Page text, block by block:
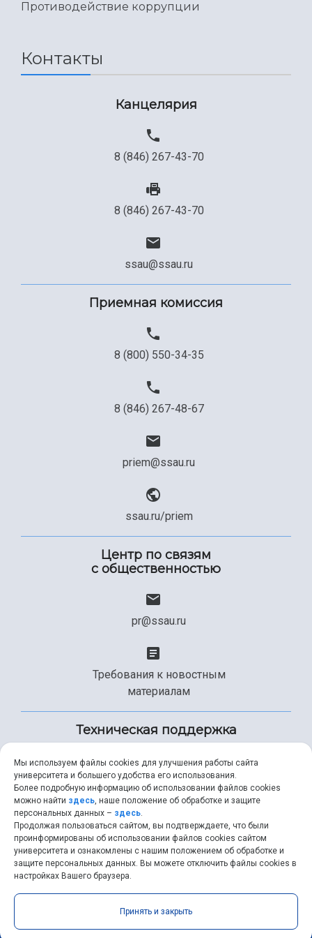
Официальные документы
Противодействие коррупции
Контакты
Канцелярия
8 (846) 267-43-70
8 (846) 267-43-70
ssau@ssau.ru
Приемная комиссия
8 (800) 550-34-35
8 (846) 267-48-67
priem@ssau.ru
ssau.ru/priem
Центр по связям
с общественностью
pr@ssau.ru
Требования к новостным
материалам
Техническая поддержка
+7 (846) 267-49-99
help@ssau.ru
Самарский университет © 2026 |ssau.ru
RSS
Мы используем файлы cookies для улучшения работы сайта
университета и большего удобства его использования.
Более подробную информацию об использовании файлов cookies
можно найти здесь, наше положение об обработке и защите
персональных данных – здесь.
Продолжая пользоваться сайтом, вы подтверждаете, что были
проинформированы об использовании файлов cookies сайтом
университета и ознакомлены с нашим положением об обработке и
защите персональных данных. Вы можете отключить файлы cookies в
настройках Вашего браузера.
Принять и закрыть